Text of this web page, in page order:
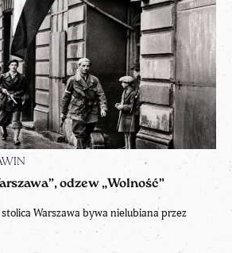
odzew „Wolność”
Warszawa bywa nielubiana przez